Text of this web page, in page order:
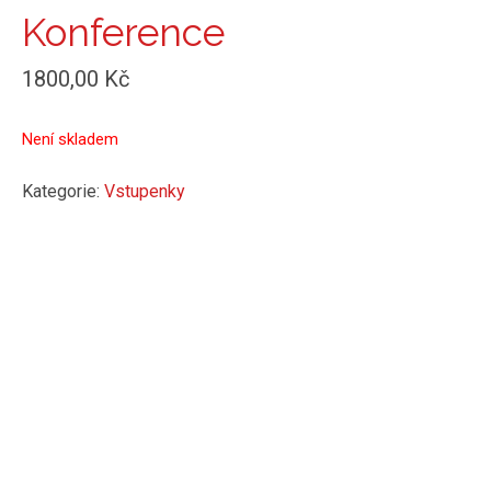
Konference
1800,00 Kč
Není skladem
Kategorie: Vstupenky